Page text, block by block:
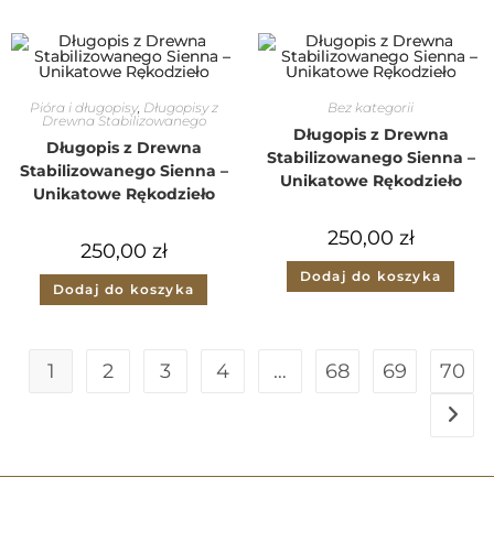
Pióra i długopisy, Długopisy z
Drewna Stabilizowanego
Długopis z Drewna
Stabilizowanego Sienna –
Unikatowe Rękodzieło
250,00 zł
Dodaj do koszyka
Bez kategorii
Długopis z Drewna
Stabilizowanego Sienna –
Unikatowe Rękodzieło
250,00 zł
Dodaj do koszyka
1 2 3 4 … 68 69 70